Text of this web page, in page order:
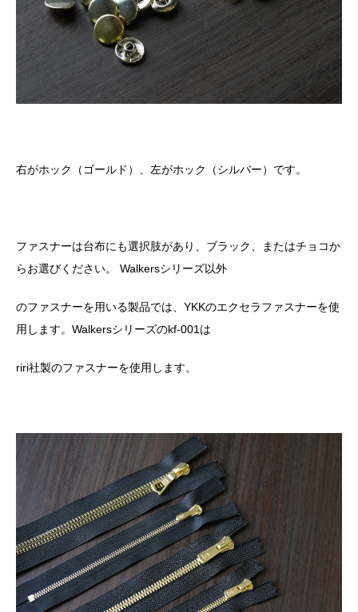
右がホック（ゴールド）、左がホック（シルバー）です。
ファスナーは台布にも選択肢があり、ブラック、またはチョコか
らお選びください。
Walkersシリーズ以外
のファスナーを用いる製品では、 YKKのエクセラファスナーを使
用します。 Walkersシリーズのkf-001 は
riri社製のファスナーを使用します。